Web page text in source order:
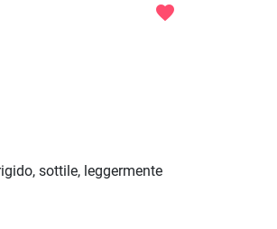
favorite
sottile, leggermente